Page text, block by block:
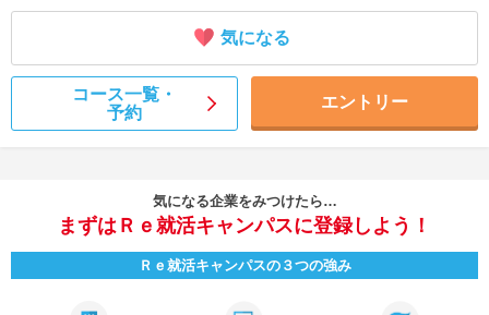
気になる
コース一覧・
予約
エントリー
気になる企業をみつけたら…
まずはＲｅ就活キャンパスに登録しよう！
Ｒｅ就活キャンパスの３つの強み